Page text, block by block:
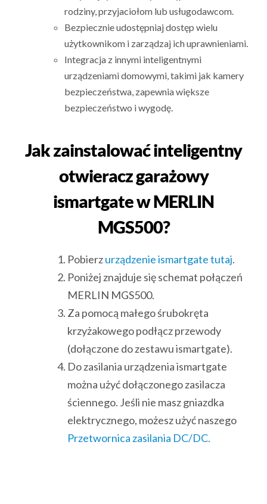
rodziny, przyjaciołom lub usługodawcom.
Bezpiecznie udostępniaj dostęp wielu
użytkownikom i zarządzaj ich uprawnieniami.
Integracja z innymi inteligentnymi
urządzeniami domowymi, takimi jak kamery
bezpieczeństwa, zapewnia większe
bezpieczeństwo i wygodę.
Jak zainstalować inteligentny
otwieracz garażowy
ismartgate w MERLIN
MGS500?
Pobierzurządzenie ismartgate tutaj.
Poniżej znajduje się schemat połączeń
MERLIN MGS500.
Za pomocą małego śrubokręta
krzyżakowego podłącz przewody
(dołączone do zestawu ismartgate).
Do zasilania urządzenia ismartgate
można użyć dołączonego zasilacza
ściennego. Jeśli nie masz gniazdka
elektrycznego, możesz użyć naszego
Przetwornica zasilania DC/DC.